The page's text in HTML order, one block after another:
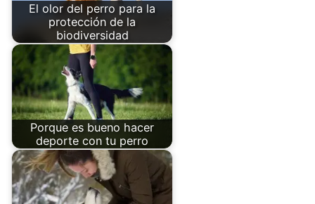
El olor del perro para la
protección de la
biodiversidad
Porque es bueno hacer
deporte con tu perro